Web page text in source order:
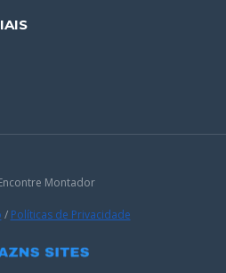
Montador
/ Políticas de Privacidade